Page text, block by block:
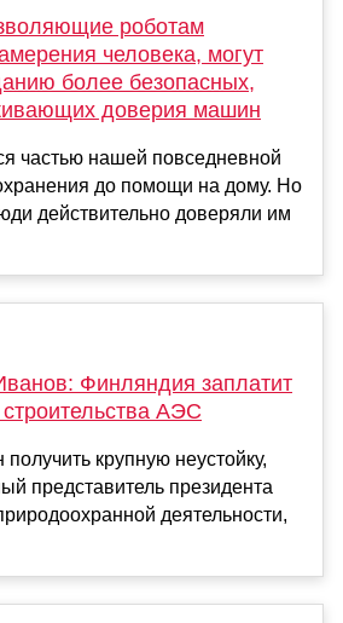
роботам
человека, могут
более безопасных,
доверия машин
частью нашей повседневной
до помощи на дому. Но
действительно доверяли им
Финляндия заплатит
АЭС
крупную неустойку,
представитель президента
деятельности,